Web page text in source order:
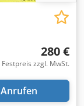
280 €
Festpreis zzgl. MwSt.
Anrufen